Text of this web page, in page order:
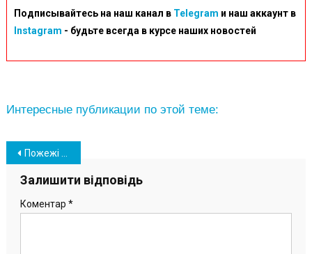
Подписывайтесь на наш канал в Telegram и наш аккаунт в
Instagram - будьте всегда в курсе наших новостей
Интересные публикации по этой теме:
Навігація
записів
Пожежі почастішали: в Южному вкотре ліквідували загорання на місцевості (фото)
Залишити відповідь
Коментар *